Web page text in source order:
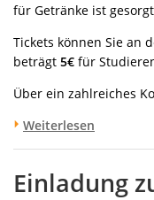
für Getränke ist
Tickets können Sie an
beträgt 5€ für
Über ein zahlreiches
Weiterlesen
Einladung